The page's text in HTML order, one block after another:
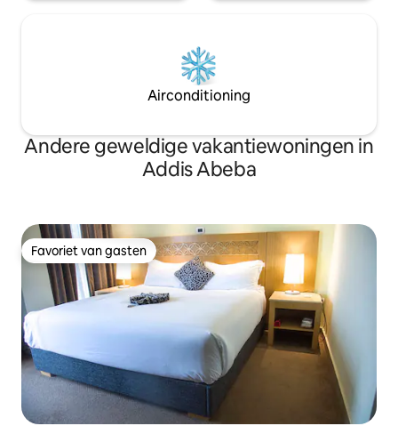
Airconditioning
Andere geweldige vakantiewoningen in
Addis Abeba
Favoriet van gasten
Favoriet van gasten